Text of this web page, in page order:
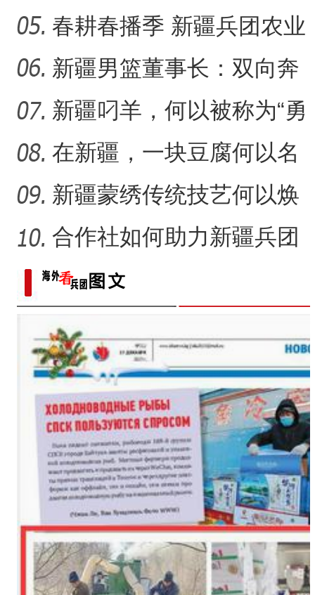
现可持续发展？
春耕春播季 新疆兵团农业
何以持续“耕”新？
新疆男篮董事长：双向奔
赴，篮球成为新疆游子独
特
新疆叼羊，何以被称为“勇
敢者运动”？
在新疆，一块豆腐何以名
扬千里？
新疆蒙绣传统技艺何以焕
发生机？
合作社如何助力新疆兵团
民众“花样”增收？